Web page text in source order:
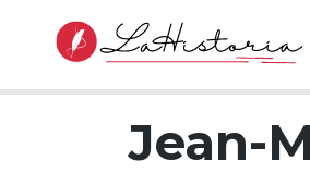
Jean-